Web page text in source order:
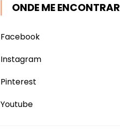
ONDE ME ENCONTRAR
Facebook
Instagram
Pinterest
Youtube